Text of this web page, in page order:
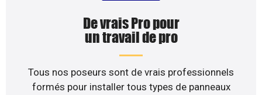
De vrais Pro pour
un travail de pro
Tous nos poseurs sont de vrais professionnels
formés pour installer tous types de panneaux